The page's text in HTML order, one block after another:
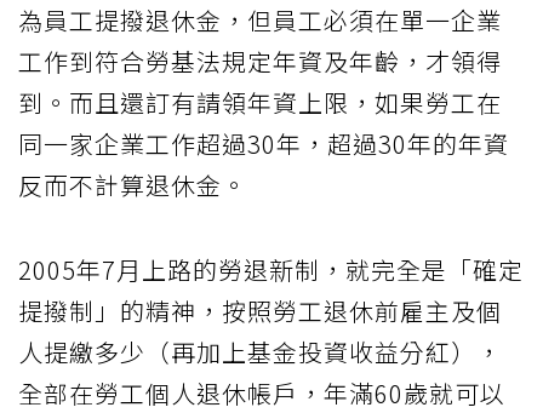
為員工提撥退休金，但員工必須在單一企業
工作到符合勞基法規定年資及年齡，才領得
到。而且還訂有請領年資上限，如果勞工在
同一家企業工作超過30年，超過30年的年資
反而不計算退休金。
2005年7月上路的勞退新制，就完全是「確定
提撥制」的精神，按照勞工退休前雇主及個
人提繳多少（再加上基金投資收益分紅），
全部在勞工個人退休帳戶，年滿60歲就可以